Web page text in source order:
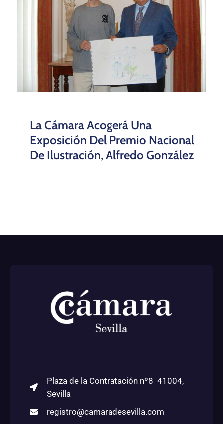
La Cámara Acogerá Una
Exposición Del Premio Nacional
De Ilustración, Alfredo González
Plaza de la Contratación nº8 41004,
Sevilla
registro@camaradesevilla.com